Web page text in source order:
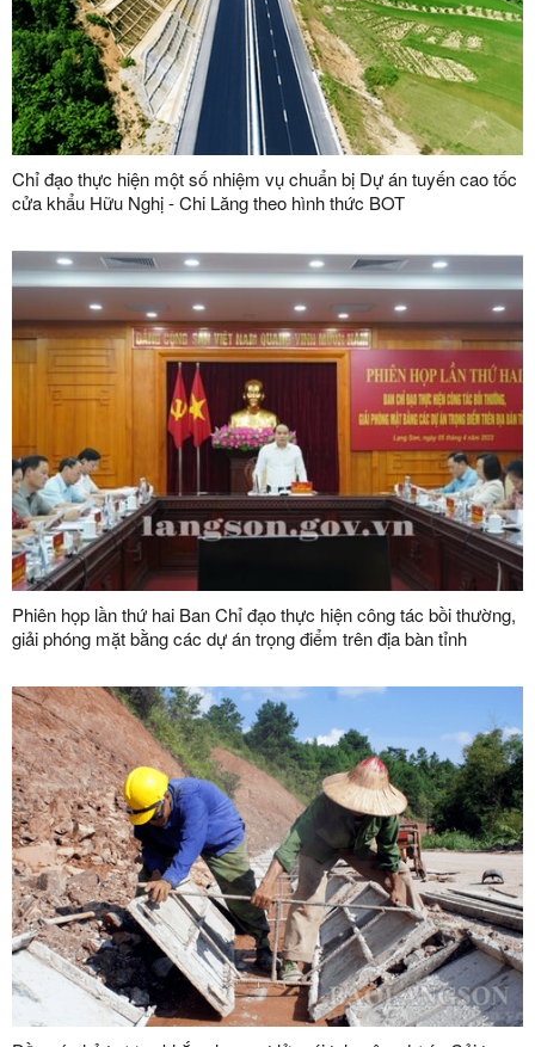
Chỉ đạo thực hiện một số nhiệm vụ chuẩn bị Dự án tuyến cao tốc
cửa khẩu Hữu Nghị - Chi Lăng theo hình thức BOT
Phiên họp lần thứ hai Ban Chỉ đạo thực hiện công tác bồi thường,
giải phóng mặt bằng các dự án trọng điểm trên địa bàn tỉnh